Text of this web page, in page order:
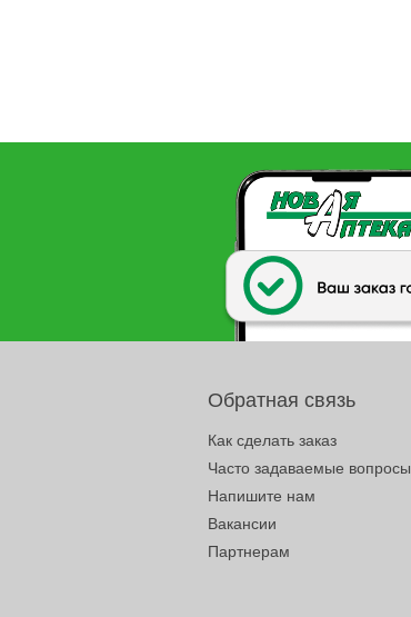
Обратная связь
Как сделать заказ
Часто задаваемые вопросы
Напишите нам
Вакансии
Партнерам